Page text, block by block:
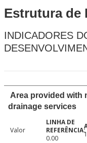
Estrutura de
INDICADORES
Area provided with
drainage services
Valor
0.00